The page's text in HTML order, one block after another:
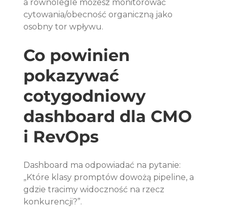
a równolegle możesz monitorować
cytowania/obecność organiczną jako
osobny tor wpływu.
Co powinien
pokazywać
cotygodniowy
dashboard dla CMO
i RevOps
Dashboard ma odpowiadać na pytanie:
„Które klasy promptów dowożą pipeline, a
gdzie tracimy widoczność na rzecz
konkurencji?”.